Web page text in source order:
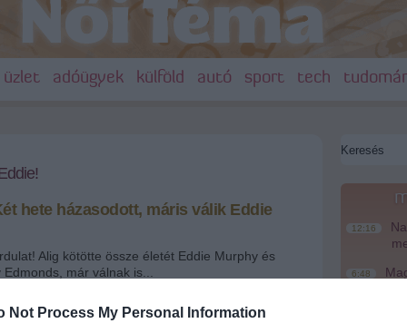
Not Process My Personal Information
üzlet adóügyek külföld autó sport tech
hete házasodott, máris válik Eddie
Alig kötötte össze életét Eddie Murphy és
már válnak is...
+-
12:16
6:48